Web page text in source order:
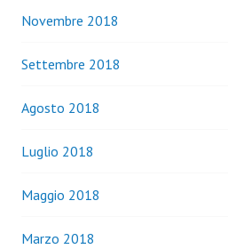
Novembre 2018
Settembre 2018
Agosto 2018
Luglio 2018
Maggio 2018
Marzo 2018